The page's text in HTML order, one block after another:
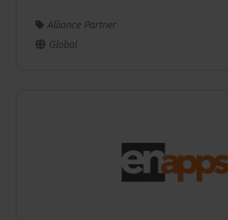
Alliance Partner
Global